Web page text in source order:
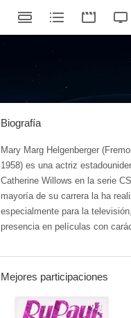
Biografía
Mary Marg Helgenberger
1958) es una actriz
Catherine Willows en la serie
mayoría de su carrera la ha
especialmente para la
presencia en películas con
Mejores participaciones
9.1